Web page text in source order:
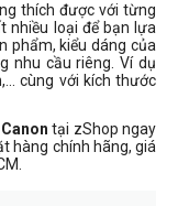
thích được với từng
nhiều loại để bạn lựa
phẩm, kiểu dáng của
nhu cầu riêng. Ví dụ
cùng với kích thước
tại zShop ngay
hàng chính hãng, giá